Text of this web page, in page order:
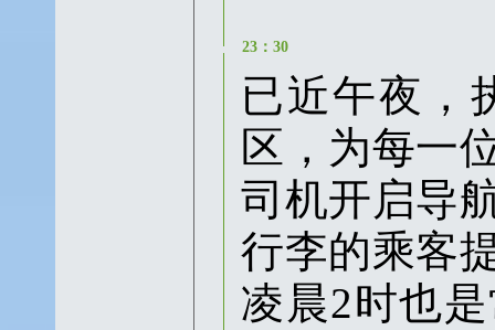
23：30
已近午夜，
区，为每一
司机开启导
行李的乘客
凌晨2时也